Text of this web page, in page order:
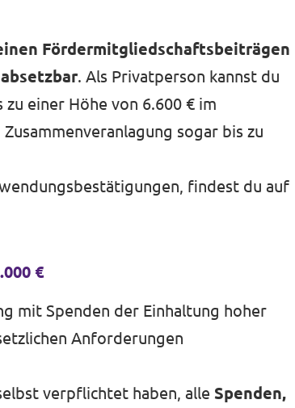
Fördermitgliedschaftsbeiträgen
. Als Privatperson kannst du
einer Höhe von 6.600 € im
sogar bis zu
findest du auf
€
mit Spenden der Einhaltung hoher
Anforderungen
verpflichtet haben, alle Spenden,